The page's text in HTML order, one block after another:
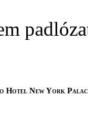
Hotel New York